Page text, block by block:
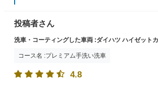
投稿者さん
洗車・コーティングした車両 :ダイハツ ハイゼット
コース名 :プレミアム手洗い洗車
4.8